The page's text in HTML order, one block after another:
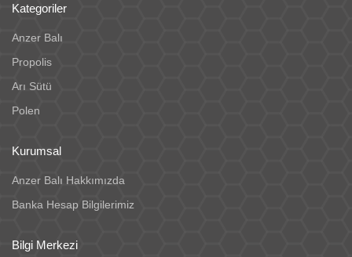
Kategoriler
Anzer Balı
Propolis
Arı Sütü
Polen
Kurumsal
Anzer Balı Hakkımızda
Banka Hesap Bilgilerimiz
Bilgi Merkezi